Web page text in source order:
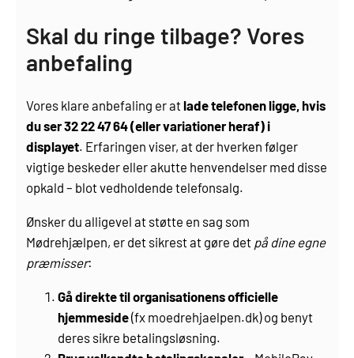
Skal du ringe tilbage? Vores
anbefaling
Vores klare anbefaling er atlade telefonen ligge, hvis
du ser 32 22 47 64 (eller variationer heraf) i
displayet. Erfaringen viser, at der hverken følger
vigtige beskeder eller akutte henvendelser med disse
opkald – blot vedholdende telefonsalg.
Ønsker du alligevel at støtte en sag som
Mødrehjælpen, er det sikrest at gøre det på dine egne
præmisser:
Gå direkte til organisationens officielle
hjemmeside(fx moedrehjaelpen.dk) og benyt
deres sikre betalingsløsning.